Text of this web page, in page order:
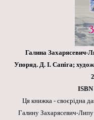
Галина Захарясевич-
Упоряд. Д. І. Сапіга;
ISBN
Ця книжка - своєрідна
Галину Захарясевич-